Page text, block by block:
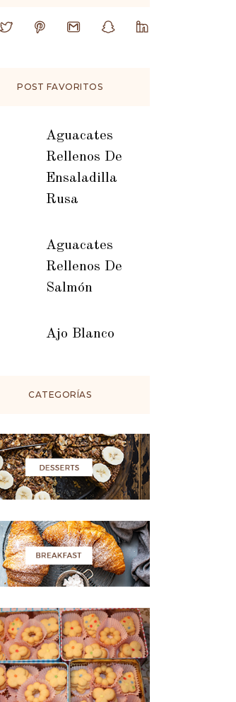
POST FAVORITOS
Aguacates
Rellenos De
Ensaladilla
Rusa
Aguacates
Rellenos De
Salmón
Ajo Blanco
CATEGORÍAS